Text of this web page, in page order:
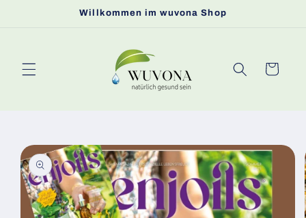
Willkommen im wuvona Shop
Warenkorb